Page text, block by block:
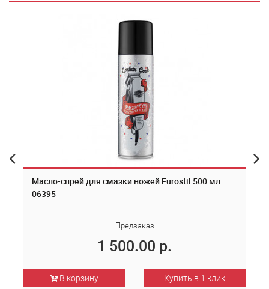
Масло-спрей для смазки ножей Eurostil 500 мл
06395
Предзаказ
1 500.00 р.
В корзину Купить в 1 клик